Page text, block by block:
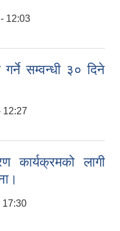
12:03
गर्ने सम्वन्धी ३० दिने
12:27
कार्यक्रमको लागी
17:30